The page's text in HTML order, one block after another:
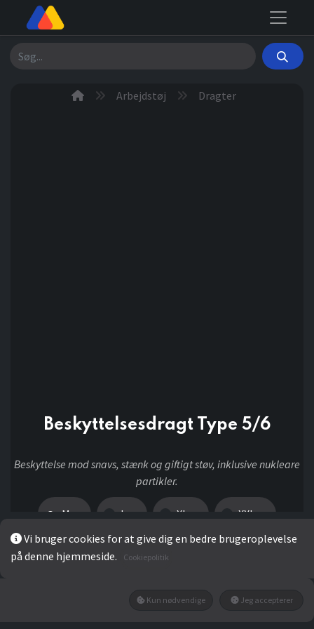
Søg
Arbejdstøj Dragter
Beskyttelsesdragt Type 5/6
Beskyttelse mod snavs, stænk og giftigt støv, inklusive nukleare
partikler.
M L XL XXL
Vi bruger cookies for at give dig en bedre brugeroplevelse
på denne hjemmeside.
Cookiepolitik
Kun nødvendige Jeg accepterer